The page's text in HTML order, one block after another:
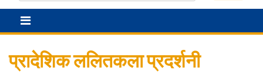
प्रादेशिक ललितकला प्रदर्शनी